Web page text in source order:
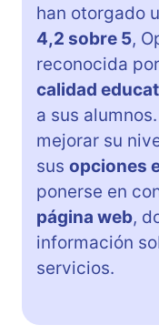
han otorgado
4,2 sobre 5,
reconocida
calidad
a sus
mejorar su
sus opciones
ponerse en
página web,
información
servicios.